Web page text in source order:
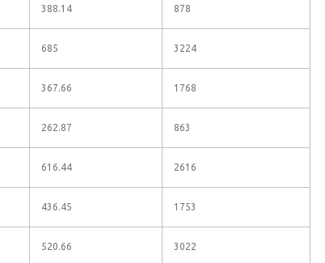
388.14 878
685 3224
367.66 1768
262.87 863
616.44 2616
436.45 1753
520.66 3022